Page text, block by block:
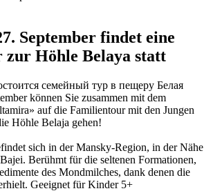
September findet eine
Höhle Belaya statt
können Sie zusammen mit dem
auf die Familientour mit den Jungen
Höhle Belaja gehen!
sich in der Mansky-Region, in der Nähe
Berühmt für die seltenen Formationen,
des Mondmilches, dank denen die
Geeignet für Kinder 5+